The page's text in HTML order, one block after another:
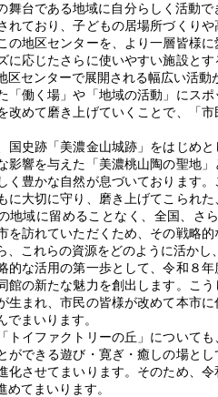
舞台である地域に自分らしく活動
れており、子どもの居場所づくり
の地区センターを、より一層皆様
に応じたさらに使いやすい施設と
区センターで展開される幅広い活
「働く場」や「地域の活動」にス
改めて磨き上げていくことで、「
国史跡「美濃金山城跡」をはじめ
影響を与えた「美濃桃山陶の聖地
く豊かな自然が息づいております
に大切に守り、磨き上げてこられ
地域に留めることなく、全国、さ
を訪れていただくため、その戦略
、これらの資源をどのように活か
的な活用の第一歩として、令和８
館の新たな魅力を創出します。こ
生まれ、市民の皆様が改めて本市
でまいります。
トイファクトリーの丘」について
ができる遊び・寛ぎ・癒しの場と
化させてまいります。そのため、
めてまいります。